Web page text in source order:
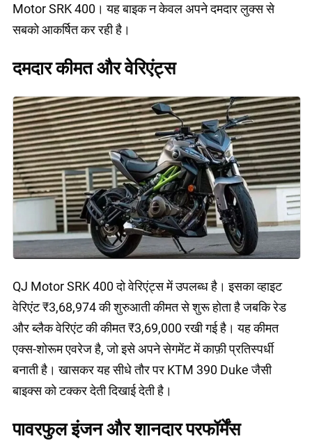
Motor SRK 400। यह बाइक न केवल अपने दमदार लुक्स से
सबको आकर्षित कर रही है।
दमदार कीमत और वेरिएंट्स
QJ Motor SRK 400 दो वेरिएंट्स में उपलब्ध है। इसका व्हाइट
वेरिएंट ₹3,68,974 की शुरुआती कीमत से शुरू होता है जबकि रेड
और ब्लैक वेरिएंट की कीमत ₹3,69,000 रखी गई है। यह कीमत
एक्स-शोरूम एवरेज है, जो इसे अपने सेगमेंट में काफ़ी प्रतिस्पर्धी
बनाती है। खासकर यह सीधे तौर पर KTM 390 Duke जैसी
बाइक्स को टक्कर देती दिखाई देती है।
पावरफुल इंजन और शानदार परफॉर्मेंस